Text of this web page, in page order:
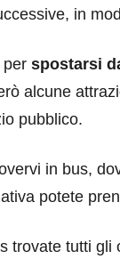
in
per spostarsi
alcune
pubblico.
in bus,
potete
trovate tutti